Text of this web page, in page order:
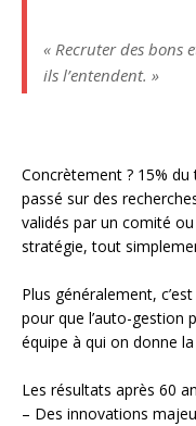
« Recruter des bons
ils l’entendent. »
Concrètement ? 15%
passé sur des
validés par un comité
stratégie, tout
Plus généralement,
pour que l’auto-gestion
équipe à qui on donne
Les résultats après 60
– Des innovations